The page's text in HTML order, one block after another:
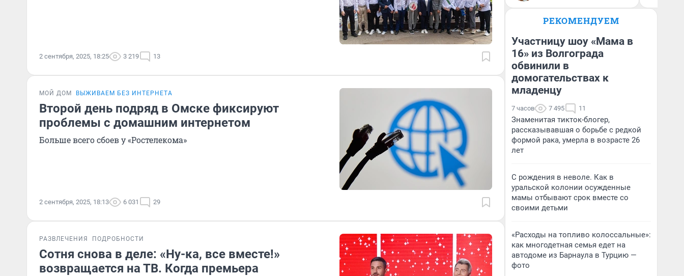
2 сентября, 2025, 18:25 3 219 13
МОЙ ДОМ ВЫЖИВАЕМ БЕЗ ИНТЕРНЕТА
Второй день подряд в Омске фиксируют
проблемы с домашним интернетом
Больше всего сбоев у «Ростелекома»
2 сентября, 2025, 18:13 6 031 29
РАЗВЛЕЧЕНИЯ ПОДРОБНОСТИ
Сотня снова в деле: «Ну-ка, все вместе!»
возвращается на ТВ. Когда премьера
РЕКОМЕНДУЕМ
Участницу шоу «Мама в
16» из Волгограда
обвинили в
домогательствах к
младенцу
7 часов 7 495 11
Знаменитая тикток-блогер,
рассказывавшая о борьбе с редкой
формой рака, умерла в возрасте 26
лет
С рождения в неволе. Как в
уральской колонии осужденные
мамы отбывают срок вместе со
своими детьми
«Расходы на топливо колоссальные»:
как многодетная семья едет на
автодоме из Барнаула в Турцию —
фото